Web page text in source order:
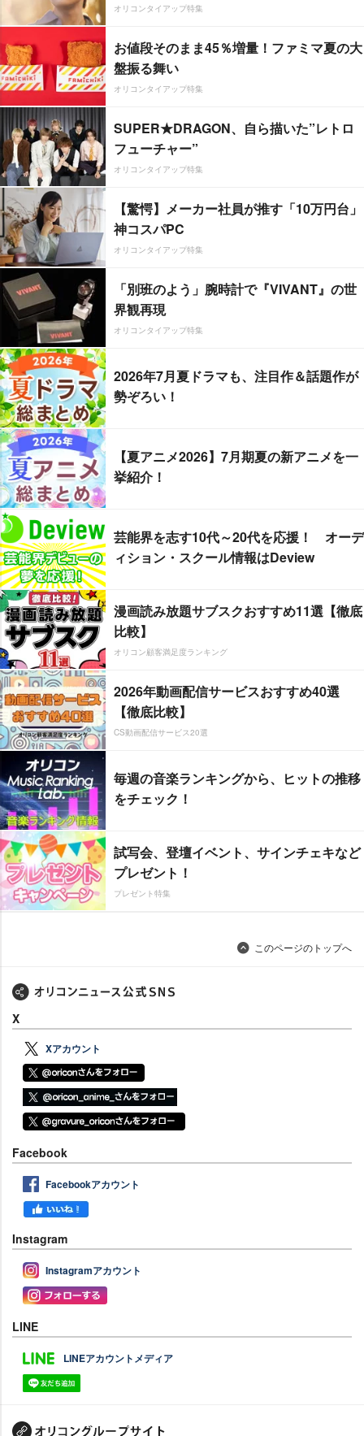
オリコンタイアップ特集
お値段そのまま45％増量！ファミマ夏の大
盤振る舞い
オリコンタイアップ特集
SUPER★DRAGON、自ら描いた”レトロ
フューチャー”
オリコンタイアップ特集
【驚愕】メーカー社員が推す「10万円台」
神コスパPC
オリコンタイアップ特集
「別班のよう」腕時計で『VIVANT』の世
界観再現
オリコンタイアップ特集
2026年7月夏ドラマも、注目作＆話題作が
勢ぞろい！
【夏アニメ2026】7月期夏の新アニメを一
挙紹介！
芸能界を志す10代～20代を応援！ オーデ
ィション・スクール情報はDeview
漫画読み放題サブスクおすすめ11選【徹底
比較】
オリコン顧客満足度ランキング
2026年動画配信サービスおすすめ40選
【徹底比較】
CS動画配信サービス20選
毎週の音楽ランキングから、ヒットの推移
をチェック！
試写会、登壇イベント、サインチェキなど
プレゼント！
プレゼント特集
このページのトップへ
X
Xアカウント
Facebook
Facebookアカウント
Instagram
Instagramアカウント
LINE
LINEアカウントメディア